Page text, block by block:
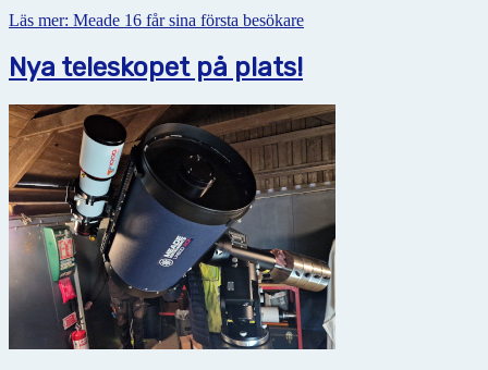
Läs mer: Meade 16 får sina första besökare
Nya teleskopet på plats!